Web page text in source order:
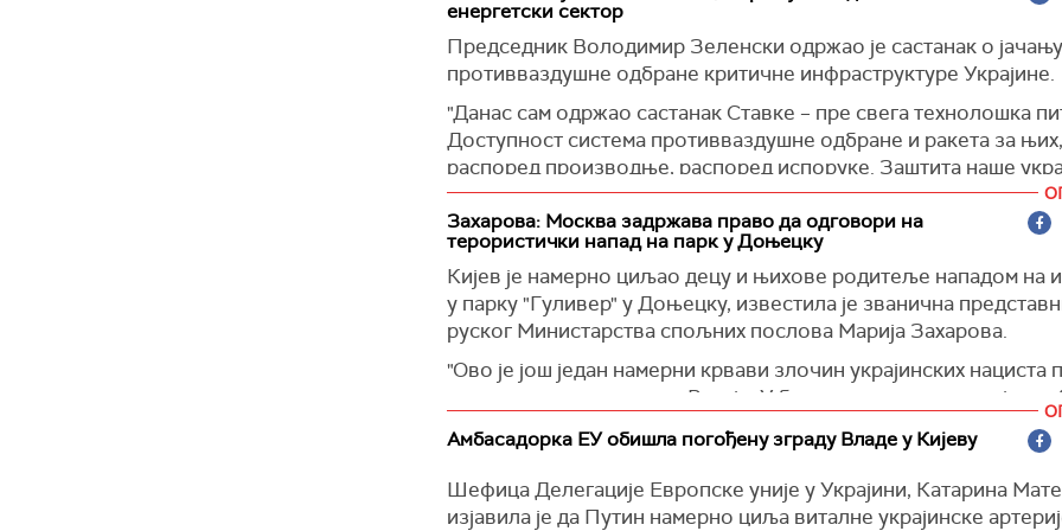
(Украјинска правда)
енергетски сектор
Председник Володимир Зеленски одржао је састанак о јачању
противваздушне одбране критичне инфраструктуре Украјине.
"Данас сам одржао састанак Ставке – пре свега технолошка
Доступност система противваздушне одбране и ракета за њих,
распоред производње, распоред испоруке. Заштита наше
критичне инфраструктуре и, пре свега, енергетике. Руси сада
концентришу ударе на наш енергетски сектор. Наравно, наши
на ово јесу и биће, али главна ствар је стабилност система",
Зеленски.
(Украјинска правда)
Захарова: Москва задржава право да одговори на
терористички напад на парк у Доњецку
Кијев је намерно циљао децу и њихове родитеље нападом на
у парку "Гуливер" у Доњецку, известила je званична
руског Министарства спољних послова Марија Захарова.
"Ово је још један намерни крвави злочин украјинских нациста
цивилног становништва Русије. У близини парка нема војних
никада их није било. Напад је намерно био усмерен на децу и
родитеље", рекла је Захарова у коментару на званичном сајту
Министарства спољних послова.
Нагласила је да напад на тај парк показује намеру Кијева да
Амбасадорка ЕУ обишла погођену зграду Владе у Кијеву
Шефица Делегације Европске уније у Украјини, Катарина
изјавила је да Путин намерно циља виталне украјинске